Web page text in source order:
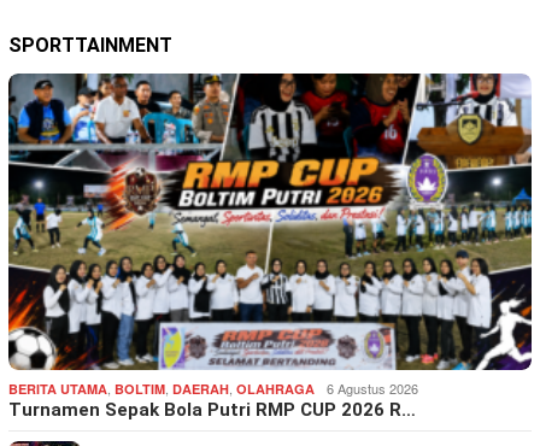
SPORTTAINMENT
BERITA UTAMA BOLTIM DAERAH OLAHRAGA 6 Agustus 2026
Turnamen Sepak Bola Putri RMP CUP 2026 R…